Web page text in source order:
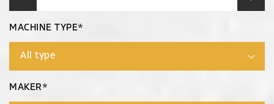
MACHINE TYPE*
MAKER*